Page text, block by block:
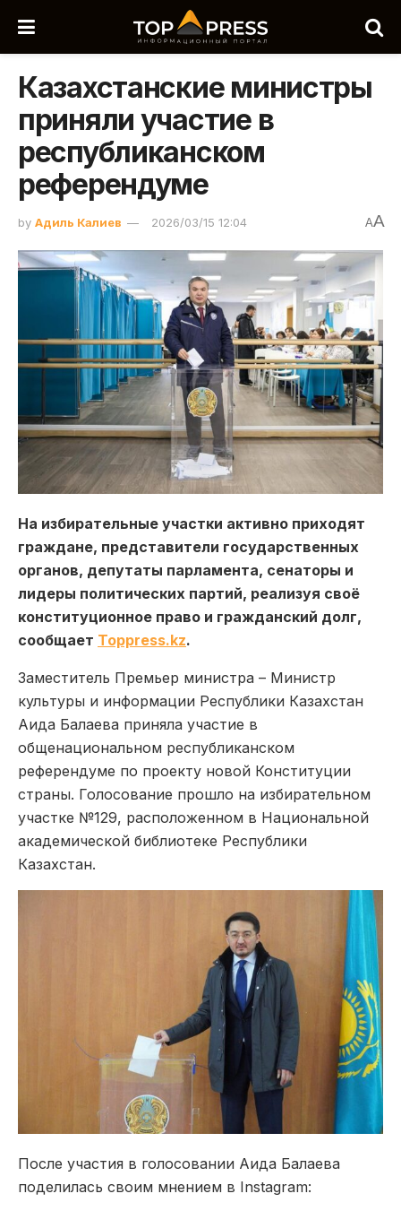
Казахстанские министры
приняли участие в
республиканском
референдуме
by Адиль Калиев 2026/03/15 12:04 AA
На избирательные участки активно приходят
граждане, представители государственных
органов, депутаты парламента, сенаторы и
лидеры политических партий, реализуя своё
конституционное право и гражданский долг,
сообщает Toppress.kz.
Заместитель Премьер министра – Министр
культуры и информации Республики Казахстан
Аида Балаева приняла участие в
общенациональном республиканском
референдуме по проекту новой Конституции
страны. Голосование прошло на избирательном
участке №129, расположенном в Национальной
академической библиотеке Республики
Казахстан.
После участия в голосовании Аида Балаева
поделилась своим мнением в Instagram: